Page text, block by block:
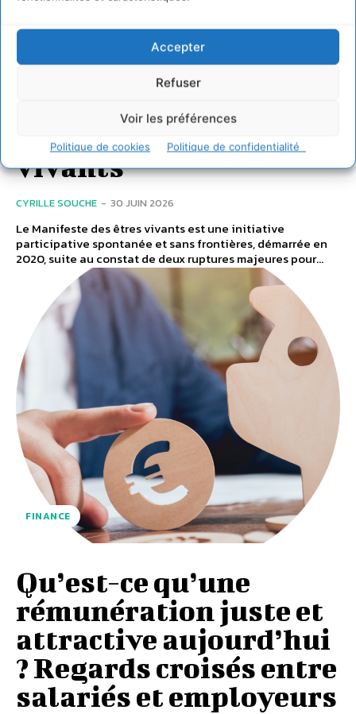
Accepter
Refuser
Voir les préférences
Politique de cookies Politique de confidentialité
vivants : notre
organisation humaine
doit préserver
durablement la
pérennité des êtres
vivants
CYRILLE SOUCHE - 30 JUIN 2026
Le Manifeste des êtres vivants est une initiative
participative spontanée et sans frontières, démarrée en
2020, suite au constat de deux ruptures majeures pour...
FINANCE
Qu’est-ce qu’une
rémunération juste et
attractive aujourd’hui
? Regards croisés entre
salariés et employeurs